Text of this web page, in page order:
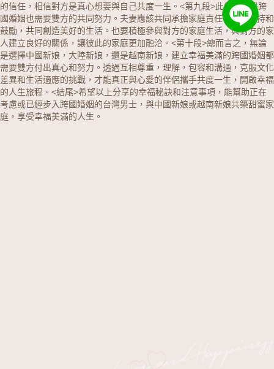
的信任，相信對方是真心想要與自己共度一生。<第九段>此外，維繫跨
國婚姻也需要雙方的共同努力。夫妻應該共同承擔家庭責任，互相支持和
鼓勵，共同創造美好的生活。也要積極參與對方的家庭生活，與對方的家
人建立良好的關係，讓彼此的家庭更加融洽。<第十段>總而言之，無論
是選擇中國新娘， 大陸新娘 ，還是越南新娘，建立幸福美滿的跨國婚姻都
需要雙方付出真心和努力。透過互相尊重，理解，包容和溝通，克服文化
差異和生活適應的挑戰，才能真正與心愛的伴侶攜手共度一生，開啟幸福
的人生旅程。<結尾>希望以上分享的幸福秘訣和注意事項，能幫助正在
考慮或已經步入跨國婚姻的台灣男士，與中國新娘或越南新娘共築甜蜜家
庭，享受幸福美滿的人生。